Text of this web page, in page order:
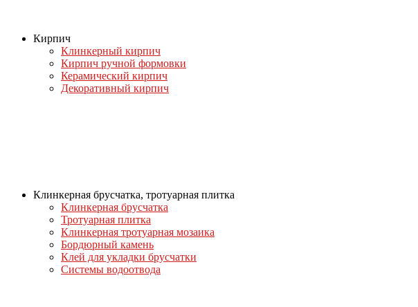
Кирпич
Клинкерный кирпич
Кирпич ручной формовки
Керамический кирпич
Декоративный кирпич
Клинкерная брусчатка, тротуарная плитка
Клинкерная брусчатка
Тротуарная плитка
Клинкерная тротуарная мозаика
Бордюрный камень
Клей для укладки брусчатки
Системы водоотвода